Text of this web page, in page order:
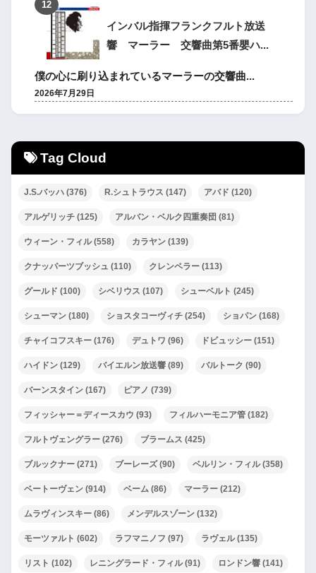
インバル指揮フランクフルト放送
響 マーラー 交響曲第5番嬰ハ...
僕の心に刷り込まれているマーラーの交響曲...
2026年7月29日
Tag Cloud
J.S.バッハ (376) R.シュトラウス (147) アバド (120)
アルゲリッチ (125) アルバン・ベルク四重奏団 (81)
ウィーン・フィル(558) カラヤン (139)
クナッパーツブッシュ (110) クレンペラー (113)
グールド (100) シベリウス (107) シューベルト (245)
シューマン (180) ショスタコーヴィチ (254) ショパン (168)
チャイコフスキー (176) デュトワ (96) ドビュッシー (151)
ハイドン (129) バイエルン放送響 (89) バルトーク (90)
バーンスタイン (167) ピアノ (739)
フィッシャー＝ディースカウ (93) フィルハーモニア管 (182)
フルトヴェングラー (276) ブラームス (425)
ブルックナー (271) ブーレーズ(90) ベルリン・フィル(358)
ベートーヴェン (914) ベーム (86) マーラー (212)
ムラヴィンスキー (86) メンデルスゾーン (132)
モーツァルト (602) ラフマニノフ (97) ラヴェル(135)
リスト (102) レニングラード・フィル(91) ロンドン響 (141)